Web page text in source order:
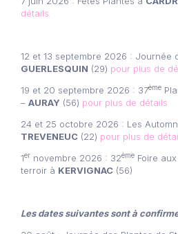
détails
12 et 13 septembre 2026 : Journée
GUERLESQUIN (29) pour plus de
19 et 20 septembre 2026 : 37ème
– AURAY (56) pour plus de détails
24 et 25 octobre 2026 : Les
TREVENEUC (22) pour plus de
1er novembre 2026 : 32ème Foire
terroir à KERVIGNAC (56)
Les dates suivantes sont à